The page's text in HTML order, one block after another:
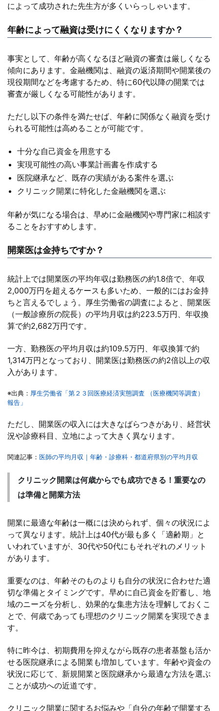
によって成功された先生方が多くいらっしゃいます。
年齢によって融資は受けにくくなりますか？
事実として、年齢が高くなるほど融資の審査は厳しくなる
傾向にあります。金融機関は、融資の返済期間や開業後の
現役期間などを考慮するため、特に60代以降の開業では
審査が厳しくなる可能性があります。
ただし以下の条件を満たせば、年齢に関係なく融資を受け
られる可能性は高めることが可能です。
十分な自己資金を用意する
実現可能性の高い事業計画書を作成する
医院継承など、既存の実績がある案件を選ぶ
クリニック開業に特化した金融機関を選ぶ
年齢が気になる場合は、早めに金融機関や専門家に相談す
ることをおすすめします。
開業医は金持ちですか？
統計上では開業医の平均年収は勤務医の約1.8倍で、年収
2,000万円を超えるケースも多いため、一般的にはお金持
ちと言えるでしょう。厚生労働省の調査によると、開業医
（一般診療所の院長）の平均月収は約223.5万円、年収換
算で約2,682万円です。
一方、勤務医の平均月収は約109.5万円、年収換算で約
1,314万円となっており、開業医は勤務医の約2倍以上の収
入があります。
※出典： 厚生労働省「第２３回医療経済実態調査 （医療機関等調査）
報告」
ただし、開業医の収入には大きなばらつきがあり、経営状
況や診療科目、立地によって大きく異なります。
関連記事： 医師の平均月収｜年齢・診療科・都道府県別の平均月収
クリニック開業は何歳からでも成功できる！重要なの
は準備と開業方法
開業に最適な年齢は一概には決められず、個々の状況によ
って異なります。統計上は40代が最も多く「適齢期」と
いわれていますが、30代や50代にもそれぞれのメリット
があります。
重要なのは、年齢そのものよりも自分の状況に合わせた適
切な準備とタイミングです。早めに自己資金を貯蓄し、地
域のニーズを分析し、効果的な集患方法を理解しておくこ
とで、何歳であっても理想のクリニック開業を実現できま
す。
特に昨今は、初期費用を抑えながら既存の患者基盤も活か
せる医院継承による開業も増加しています。年齢や資金の
状況に応じて、新規開業と医院継承から最適な方法を選ぶ
ことが成功への近道です。
クリニック開業に関するお悩みや「自分の年齢で開業する